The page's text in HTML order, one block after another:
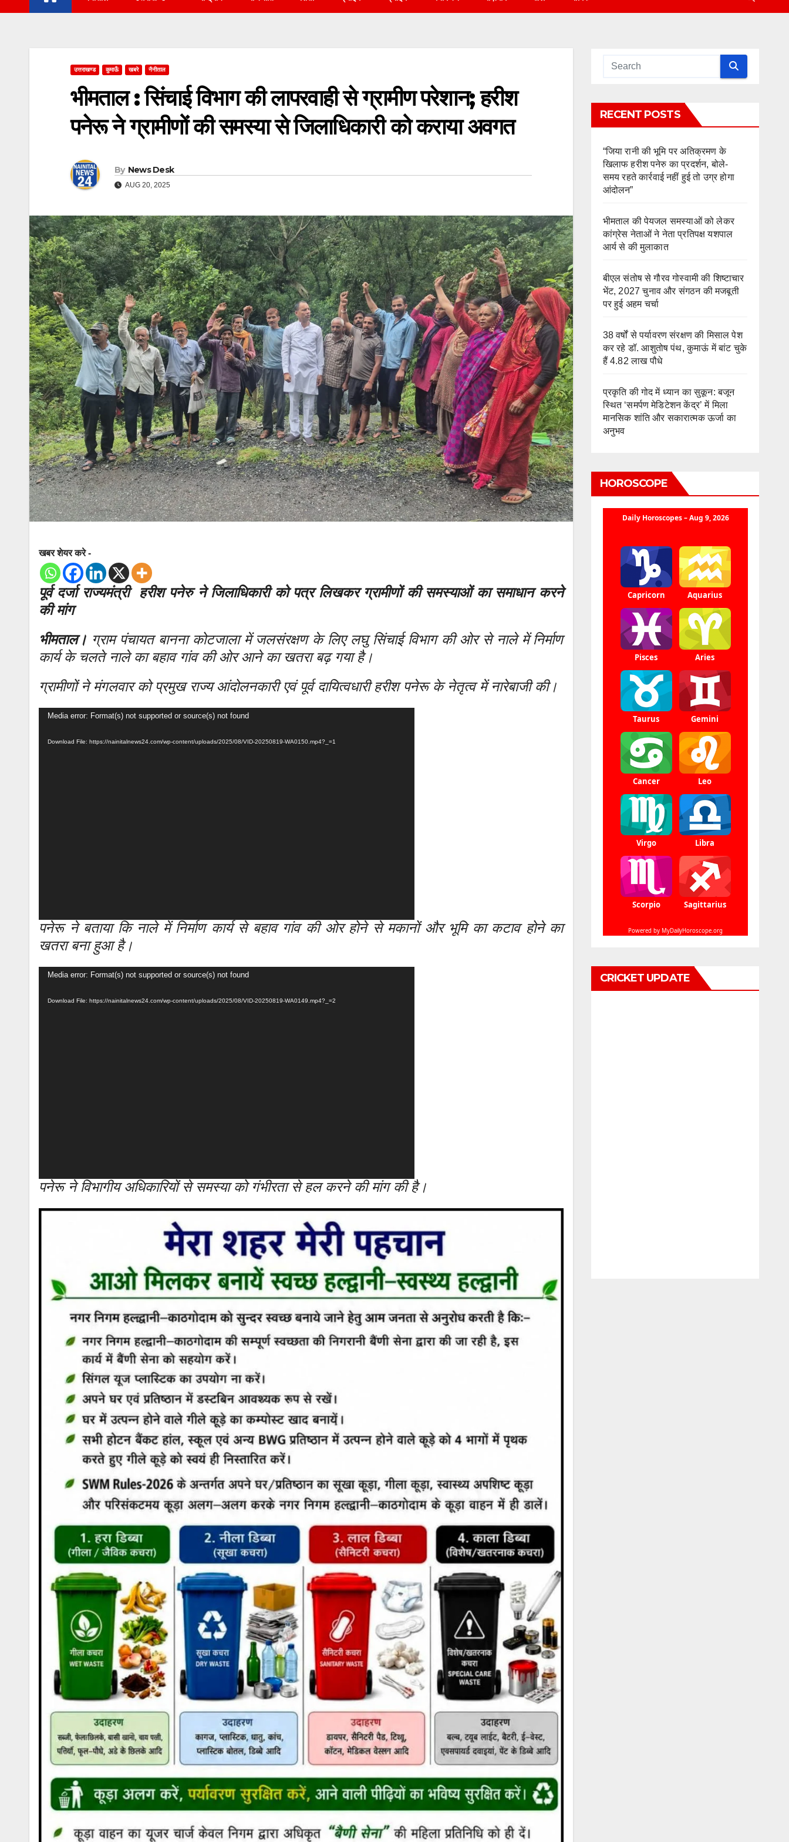
उत्तराखण्ड कुमाऊँ खबरे नैनीताल
भीमताल : सिंचाई विभाग की लापरवाही से ग्रामीण परेशान; हरीश
पनेरू ने ग्रामीणों की समस्या से जिलाधिकारी को कराया अवगत
By News Desk
AUG 20, 2025
खबर शेयर करे -
पूर्व दर्जा राज्यमंत्री हरीश पनेरु ने जिलाधिकारी को पत्र लिखकर ग्रामीणों की समस्याओं का समाधान करने
की मांग
भीमताल। ग्राम पंचायत बानना कोटजाला में जलसंरक्षण के लिए लघु सिंचाई विभाग की ओर से नाले में निर्माण
कार्य के चलते नाले का बहाव गांव की ओर आने का खतरा बढ़ गया है।
ग्रामीणों ने मंगलवार को प्रमुख राज्य आंदोलनकारी एवं पूर्व दायित्वधारी हरीश पनेरू के नेतृत्व में नारेबाजी की।
Video
Media error: Format(s) not supported or source(s) not found
Download File: https://nainitalnews24.com/wp-content/uploads/2025/08/VID-20250819-WA0150.mp4?_=1
पनेरू ने बताया कि नाले में निर्माण कार्य से बहाव गांव की ओर होने से मकानों और भूमि का कटाव होने का
खतरा बना हुआ है।
Video
Media error: Format(s) not supported or source(s) not found
Download File: https://nainitalnews24.com/wp-content/uploads/2025/08/VID-20250819-WA0149.mp4?_=2
पनेरू ने विभागीय अधिकारियों से समस्या को गंभीरता से हल करने की मांग की है।
RECENT POSTS
“जिया रानी की भूमि पर अतिक्रमण के
खिलाफ हरीश पनेरु का प्रदर्शन, बोले-
समय रहते कार्रवाई नहीं हुई तो उग्र होगा
आंदोलन”
भीमताल की पेयजल समस्याओं को लेकर
कांग्रेस नेताओं ने नेता प्रतिपक्ष यशपाल
आर्य से की मुलाकात
बीएल संतोष से गौरव गोस्वामी की शिष्टाचार
भेंट, 2027 चुनाव और संगठन की मजबूती
पर हुई अहम चर्चा
38 वर्षों से पर्यावरण संरक्षण की मिसाल पेश
कर रहे डॉ. आशुतोष पंथ, कुमाऊं में बांट चुके
हैं 4.82 लाख पौधे
प्रकृति की गोद में ध्यान का सुकून: बजून
स्थित ‘समर्पण मेडिटेशन केंद्र’ में मिला
मानसिक शांति और सकारात्मक ऊर्जा का
अनुभव
HOROSCOPE
CRICKET UPDATE